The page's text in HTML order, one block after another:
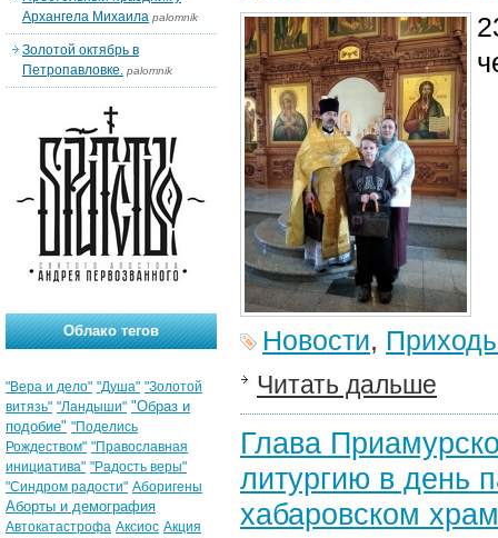
Новости,
Читать дальше
Глава
литургию в день
хабаровском
Архангела Михаила palomnik
Золотой октябрь в
Петропавловке. palomnik
Облако тегов
"Вера и дело" "Душа" "Золотой
витязь" "Ландыши" "Образ и
подобие" "Поделись
Рождеством" "Православная
инициатива" "Радость веры"
"Синдром радости" Аборигены
Аборты и демография
Автокатастрофа Аксиос Акция